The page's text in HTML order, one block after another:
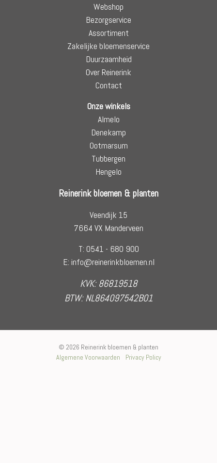
Webshop
Bezorgservice
Assortiment
Zakelijke bloemenservice
Duurzaamheid
Over Reinerink
Contact
Onze winkels
Almelo
Denekamp
Ootmarsum
Tubbergen
Hengelo
Reinerink bloemen & planten
Veendijk 15
7664 VX Manderveen
T: 0541 - 680 900
E: info@reinerinkbloemen.nl
KVK: 86819518
BTW: NL864097542B01
© 2026 Reinerink bloemen & planten
Algemene Voorwaarden
Privacy Policy